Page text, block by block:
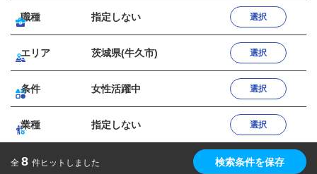
職種 指定しない 選択
エリア 茨城県(牛久市) 選択
条件 女性活躍中 選択
業種 指定しない 選択
全 8 件ヒットしました 検索条件を保存